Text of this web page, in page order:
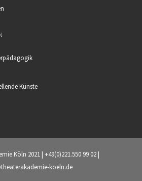
Köln 2021 | +49(0)221.550 99 02 |
koeln.de